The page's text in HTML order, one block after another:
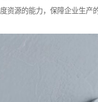
资源的能力，保障企业生产